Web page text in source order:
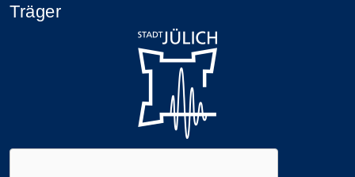
Träger